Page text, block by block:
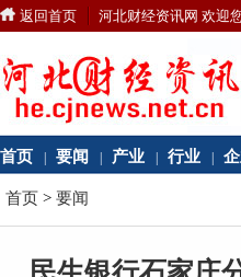
返回首页 河北财经资讯网 欢迎
首页 要闻 产业 行业
首页 > 要闻